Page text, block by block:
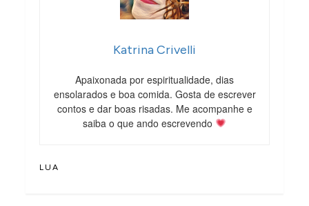
Katrina Crivelli
Apaixonada por espiritualidade, dias
ensolarados e boa comida. Gosta de escrever
contos e dar boas risadas. Me acompanhe e
saiba o que ando escrevendo
LUA